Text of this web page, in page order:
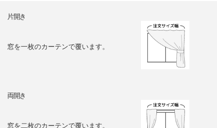
片開き
窓を一枚のカーテンで覆います。
両開き
窓を二枚のカーテンで覆います。